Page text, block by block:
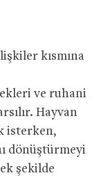
kısmına
ve ruhani
Hayvan
isterken,
dönüştürmeyi
şekilde